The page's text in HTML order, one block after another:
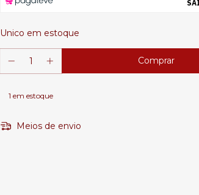
Unico em estoque
1 em estoque
Meios de envio